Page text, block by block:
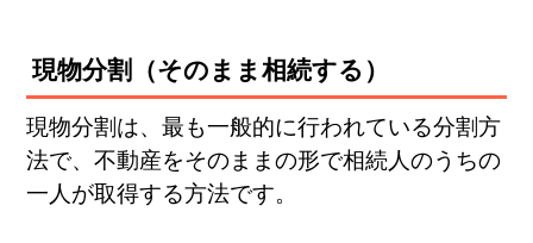
現物分割（そのまま相続する）
現物分割は、最も一般的に行われている分割方
法で、不動産をそのままの形で相続人のうちの
一人が取得する方法です。